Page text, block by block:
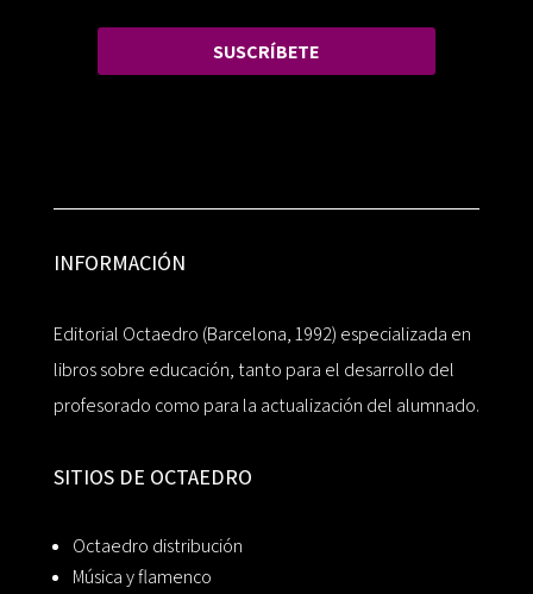
SUSCRÍBETE
INFORMACIÓN
Editorial Octaedro (Barcelona, 1992) especializada en
libros sobre educación, tanto para el desarrollo del
profesorado como para la actualización del alumnado.
SITIOS DE OCTAEDRO
Octaedro distribución
Música y flamenco